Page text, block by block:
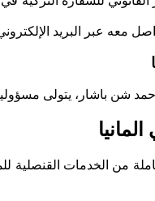
معه عبر البريد
شن باشار، يتولى
من الخدمات القنصلية